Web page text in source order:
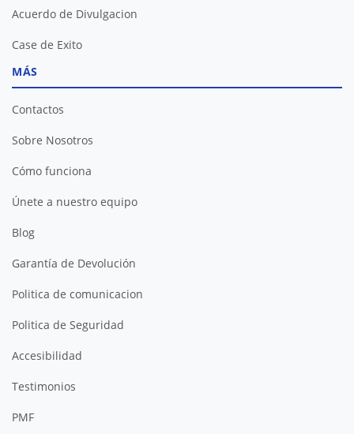
Acuerdo de Divulgacion
Case de Exito
MÁS
Contactos
Sobre Nosotros
Cómo funciona
Únete a nuestro equipo
Blog
Garantía de Devolución
Politica de comunicacion
Politica de Seguridad
Accesibilidad
Testimonios
PMF